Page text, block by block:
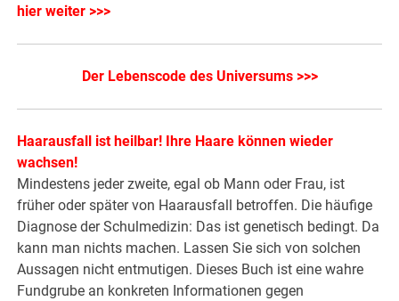
hier weiter >>>
Der Lebenscode des Universums >>>
Haarausfall ist heilbar! Ihre Haare können wieder
wachsen!
Mindestens jeder zweite, egal ob Mann oder Frau, ist
früher oder später von Haarausfall betroffen. Die häufige
Diagnose der Schulmedizin: Das ist genetisch bedingt. Da
kann man nichts machen. Lassen Sie sich von solchen
Aussagen nicht entmutigen. Dieses Buch ist eine wahre
Fundgrube an konkreten Informationen gegen